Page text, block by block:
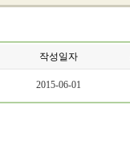
작성일자
2015-06-01